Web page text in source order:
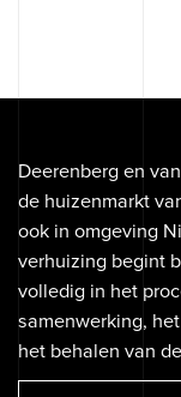
Deerenberg en
de huizenmarkt
ook in omgeving
verhuizing begint
volledig in het
samenwerking,
het behalen van
© 2026
Websites voor
Online